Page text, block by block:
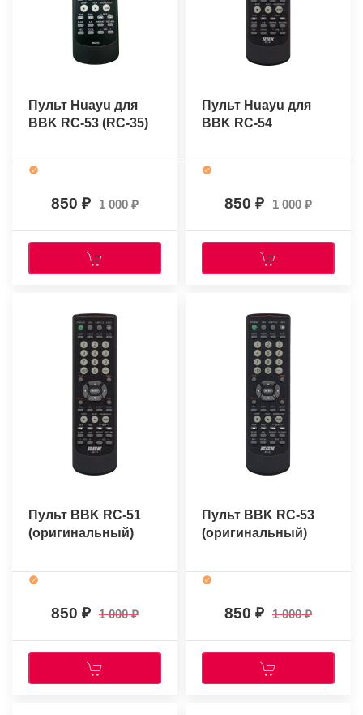
Пульт Huayu для
BBK RC-53 (RC-35)
850 1 000
Пульт Huayu для
BBK RC-54
850 1 000
Пульт BBK RC-51
(оригинальный)
850 1 000
Пульт BBK RC-53
(оригинальный)
850 1 000